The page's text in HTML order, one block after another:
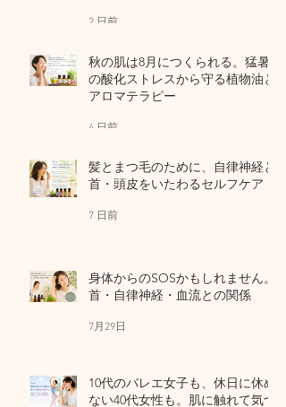
2 日前
秋の肌は8月につくられる。猛暑
の酸化ストレスから守る植物油と
アロマテラピー
4 日前
髪とまつ毛のために、自律神経と
首・頭皮をいたわるセルフケア
7 日前
身体からのSOSかもしれません。
首・自律神経・血流との関係
7月29日
10代のバレエ女子も、休日に休め
ない40代女性も。肌に触れて気づ